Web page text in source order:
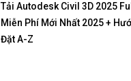
Tải Autodesk Civil 3D 2025
Miễn Phí Mới Nhất 2025 +
Đặt A-Z